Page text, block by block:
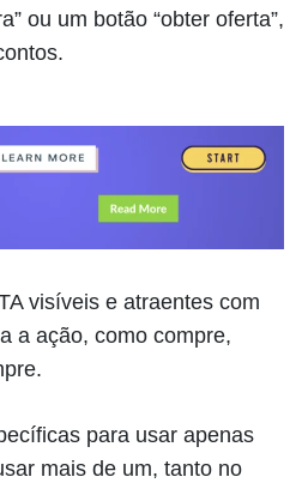
ou um botão “obter oferta”,
visíveis e atraentes com
a ação, como compre,
para usar apenas
mais de um, tanto no